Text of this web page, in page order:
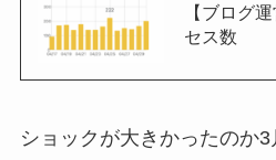
【ブログ
セス数
ショックが大きかったのか